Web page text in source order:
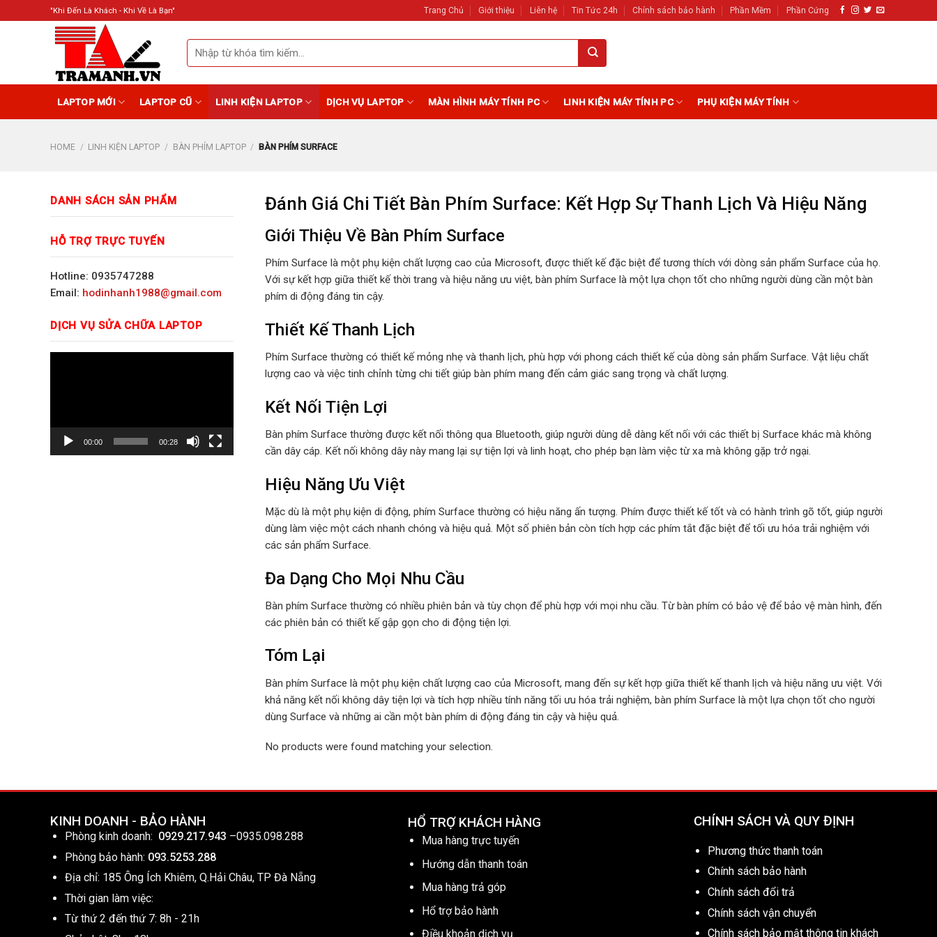
to
"Khi Đến Là Khách - Khi Về Là Bạn" Trang Chủ Giới thiệu Liên hệ Tin Tức 24h Chính sách bảo hành Phần Mềm Phần Cứng
Search
for:
LAPTOP MỚI LAPTOP CŨ LINH KIỆN LAPTOP DỊCH VỤ LAPTOP MÀN HÌNH MÁY TÍNH PC LINH KIỆN MÁY TÍNH PC PHỤ KIỆN MÁY TÍNH
HOME / LINH KIỆN LAPTOP / BÀN PHÍM LAPTOP / BÀN PHÍM SURFACE
DANH SÁCH SẢN PHẨM
HỖ TRỢ TRỰC TUYẾN
Hotline: 0935747288
Email: hodinhanh1988@gmail.com
DỊCH VỤ SỬA CHỮA LAPTOP
00:00 00:28
Đánh Giá Chi Tiết Bàn Phím Surface: Kết Hợp Sự Thanh Lịch Và Hiệu Năng
Giới Thiệu Về Bàn Phím Surface
Phím Surface là một phụ kiện chất lượng cao của Microsoft, được thiết kế đặc biệt để tương thích với dòng sản phẩm Surface của họ.
Với sự kết hợp giữa thiết kế thời trang và hiệu năng ưu việt, bàn phím Surface là một lựa chọn tốt cho những người dùng cần một bàn
phím di động đáng tin cậy.
Thiết Kế Thanh Lịch
Phím Surface thường có thiết kế mỏng nhẹ và thanh lịch, phù hợp với phong cách thiết kế của dòng sản phẩm Surface. Vật liệu chất
lượng cao và việc tinh chỉnh từng chi tiết giúp bàn phím mang đến cảm giác sang trọng và chất lượng.
Kết Nối Tiện Lợi
Bàn phím Surface thường được kết nối thông qua Bluetooth, giúp người dùng dễ dàng kết nối với các thiết bị Surface khác mà không
cần dây cáp. Kết nối không dây này mang lại sự tiện lợi và linh hoạt, cho phép bạn làm việc từ xa mà không gặp trở ngại.
Hiệu Năng Ưu Việt
Mặc dù là một phụ kiện di động, phím Surface thường có hiệu năng ấn tượng. Phím được thiết kế tốt và có hành trình gõ tốt, giúp người
dùng làm việc một cách nhanh chóng và hiệu quả. Một số phiên bản còn tích hợp các phím tắt đặc biệt để tối ưu hóa trải nghiệm với
các sản phẩm Surface.
Đa Dạng Cho Mọi Nhu Cầu
Bàn phím Surface thường có nhiều phiên bản và tùy chọn để phù hợp với mọi nhu cầu. Từ bàn phím có bảo vệ để bảo vệ màn hình, đến
các phiên bản có thiết kế gập gọn cho di động tiện lợi.
Tóm Lại
Bàn phím Surface là một phụ kiện chất lượng cao của Microsoft, mang đến sự kết hợp giữa thiết kế thanh lịch và hiệu năng ưu việt. Với
khả năng kết nối không dây tiện lợi và tích hợp nhiều tính năng tối ưu hóa trải nghiệm, bàn phím Surface là một lựa chọn tốt cho người
dùng Surface và những ai cần một bàn phím di động đáng tin cậy và hiệu quả.
No products were found matching your selection.
KINH DOANH - BẢO HÀNH
Phòng kinh doanh: 0929.217.943 –0935.098.288
Phòng bảo hành: 093.5253.288
Địa chỉ: 185 Ông Ích Khiêm, Q.Hải Châu, TP Đà Nẵng
Thời gian làm việc:
Từ thứ 2 đến thứ 7: 8h - 21h
HỔ TRỢ KHÁCH HÀNG
Mua hàng trực tuyến
Hướng dẫn thanh toán
Mua hàng trả góp
Hổ trợ bảo hành
Điều khoản dịch vụ
CHÍNH SÁCH VÀ QUY ĐỊNH
Phương thức thanh toán
Chính sách bảo hành
Chính sách đổi trả
Chính sách vận chuyển
Chính sách bảo mật thông tin khách